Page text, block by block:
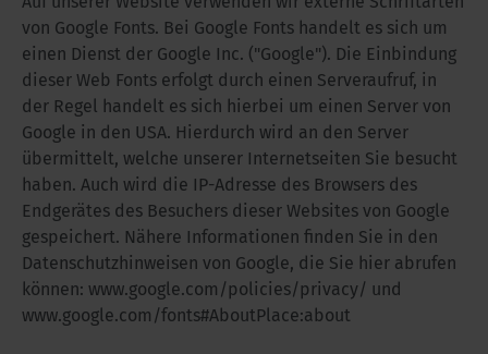
von Google Fonts. Bei Google Fonts handelt es sich um
einen Dienst der Google Inc. ("Google"). Die Einbindung
dieser Web Fonts erfolgt durch einen Serveraufruf, in
der Regel handelt es sich hierbei um einen Server von
Google in den USA. Hierdurch wird an den Server
übermittelt, welche unserer Internetseiten Sie besucht
haben. Auch wird die IP-Adresse des Browsers des
Endgerätes des Besuchers dieser Websites von Google
gespeichert. Nähere Informationen finden Sie in den
Datenschutzhinweisen von Google, die Sie hier abrufen
können: www.google.com/policies/privacy/ und
www.google.com/fonts#AboutPlace:about